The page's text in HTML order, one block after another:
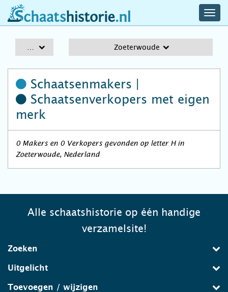
schaatshistorie.nl
Zoeterwoude
Schaatsenmakers |
Schaatsenverkopers met eigen
merk
0 Makers en 0 Verkopers gevonden op letter H in
Zoeterwoude, Nederland
Alle schaatshistorie op één handige
verzamelsite!
Zoeken
Uitgelicht
Toevoegen / wijzigen